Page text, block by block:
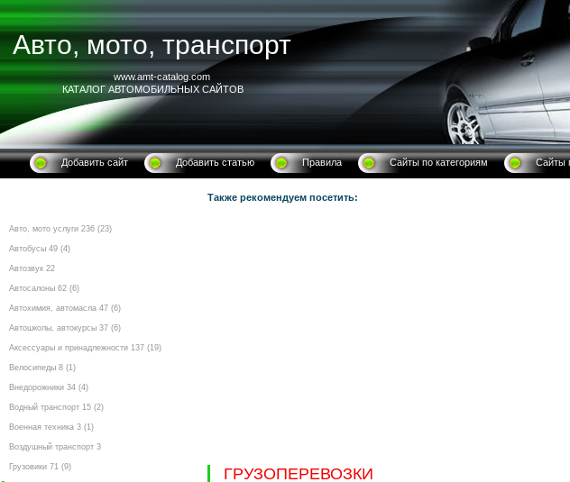
Авто, мото, транспорт
www.amt-catalog.com
КАТАЛОГ АВТОМОБИЛЬНЫХ САЙТОВ
Добавить сайт Добавить статью Правила Сайты по категориям Сайты
Авто, мото услуги 236 (23)
Автобусы 49 (4)
Автозвук 22
Автосалоны 62 (6)
Автохимия, автомасла 47 (6)
Автошколы, автокурсы 37 (6)
Аксессуары и принадлежности 137 (19)
Велосипеды 8 (1)
Внедорожники 34 (4)
Водный транспорт 15 (2)
Военная техника 3 (1)
Воздушный транспорт 3
Грузовики 71 (9)
Также рекомендуем посетить:
ГРУЗОПЕРЕВОЗКИ